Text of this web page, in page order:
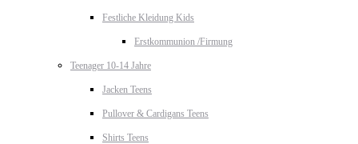
Festliche Kleidung Kids
Erstkommunion /Firmung
Teenager 10-14 Jahre
Jacken Teens
Pullover & Cardigans Teens
Shirts Teens